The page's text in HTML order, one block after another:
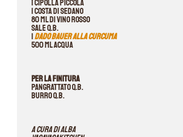
1 cipolla piccola
1 costa di sedano
80 ml di vino rosso
sale q.b.
1dado Bauer alla curcuma
500 ml acqua
Per la finitura
pangrattato q.b.
burro q.b.
A cura di Alba